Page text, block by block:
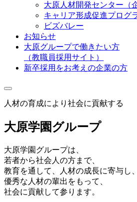
大原人材開発センター（
キャリア形成促進プログ
ビズバレー
お知らせ
大原グループで働きたい方
（教職員採用サイト）
新卒採用をお考えの企業の方
人材の育成により社会に貢献する
大原学園グループ
大原学園グループは、
若者から社会人の方まで、
教育を通して、人材の成長に寄与し、
優秀な人材の輩出をもって、
社会に貢献して参ります。